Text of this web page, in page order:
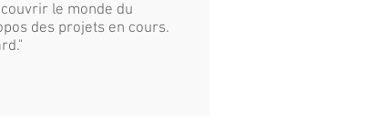
le monde du
des projets en cours.